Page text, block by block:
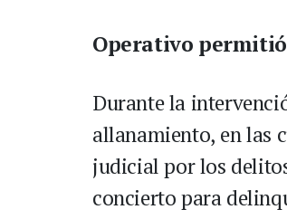
Operativo
Durante la
allanamiento, en las
judicial por los
concierto para